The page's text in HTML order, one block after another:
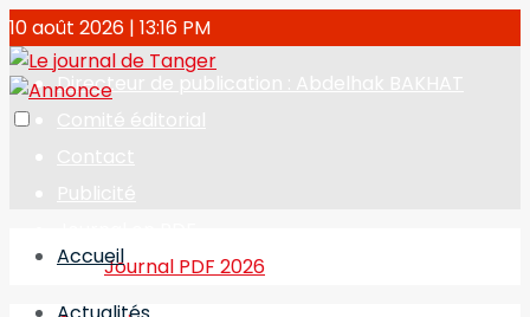
10 août 2026 | 13:16 PM
Directeur de publication : Abdelhak BAKHAT
Journal PDF 2026
Accueil